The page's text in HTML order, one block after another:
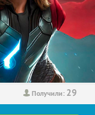
Получили: 29